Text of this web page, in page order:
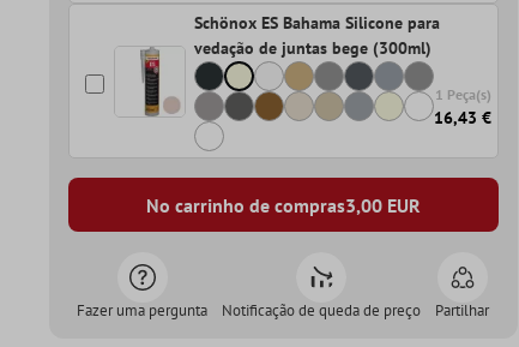
Schönox ES Bahama Silicone para
vedação de juntas bege (300ml)
1 Peça(s)
16,43 €
No carrinho de compras3,00EUR
Fazer uma pergunta Notificação de queda de preço Partilhar